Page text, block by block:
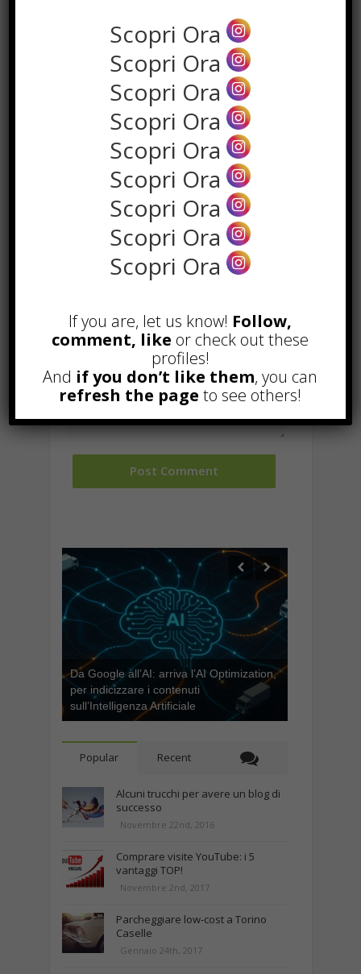
LEAVE A COMMENT
Da Google all’AI: arriva l’AI Optimization,
per indicizzare i contenuti
sull’Intelligenza Artificiale
Popular Recent
Alcuni trucchi per avere un blog di
successo
Novembre 22nd, 2016
Comprare visite YouTube: i 5
vantaggi TOP!
Novembre 2nd, 2017
Parcheggiare low-cost a Torino
Caselle
Gennaio 24th, 2017
Scopri Ora
Scopri Ora
Scopri Ora
Scopri Ora
Scopri Ora
Scopri Ora
Scopri Ora
Scopri Ora
Scopri Ora
If you are, let us know! Follow,
comment, like or check out these
profiles!
And if you don’t like them, you can
refresh the page to see others!